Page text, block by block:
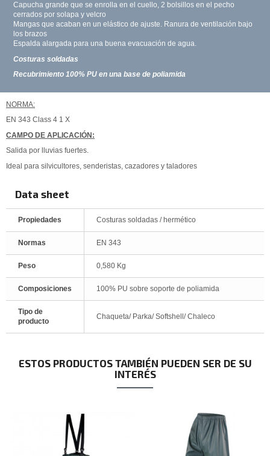
Capucha grande que se enrolla en el cuello, 2 bolsillos en el pecho
cerrados por solapa y velcro
Mangas que acaban en un elástico de ajuste. Ranura de ventilación bajo
los brazos
Espalda alargada para una buena evacuación de agua.
Costuras soldadas
Recubrimiento 100% PU en una base de poliamida
NORMA:
EN 343 Class 4 1 X
CAMPO DE APLICACIÓN:
Salida por lluvias fuertes.
Ideal para silvicultores, senderistas, cazadores y taladores
Data sheet
Propiedades Costuras soldadas / hermético
Normas EN 343
Peso 0,580 Kg
Composiciones 100% PU sobre soporte de poliamida
Tipo de
producto
Chaqueta/ Parka/ Softshell/ Chaleco
ESTOS PRODUCTOS TAMBIÉN PUEDEN SER DE SU
INTERÉS